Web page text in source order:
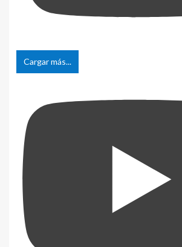
Cargar más...